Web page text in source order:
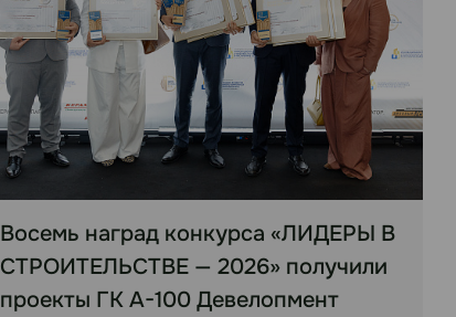
Восемь наград конкурса «ЛИДЕРЫ В
СТРОИТЕЛЬСТВЕ — 2026» получили
проекты ГК А-100 Девелопмент